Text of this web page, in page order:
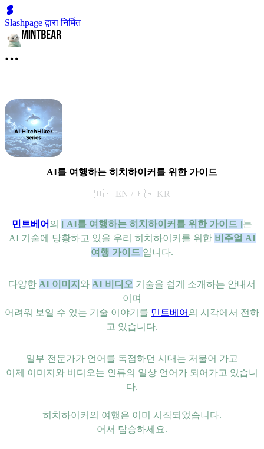
Slashpage द्वारा निर्मित
AI를 여행하는 히치하이커를 위한 가이드
🇺🇸 EN / 🇰🇷 KR
민트베어 의 [ AI를 여행하는 히치하이커를 위한 가이드 ]는
AI 기술에 당황하고 있을 우리 히치하이커를 위한 비주얼 AI
여행 가이드 입니다.
다양한 AI 이미지 와 AI 비디오 기술을 쉽게 소개하는 안내서
이며
어려워 보일 수 있는 기술 이야기를 민트베어 의 시각에서 전하
고 있습니다.
일부 전문가가 언어를 독점하던 시대는 저물어 가고
이제 이미지와 비디오는 인류의 일상 언어가 되어가고 있습니
다.
히치하이커의 여행은 이미 시작되었습니다.
어서 탑승하세요.